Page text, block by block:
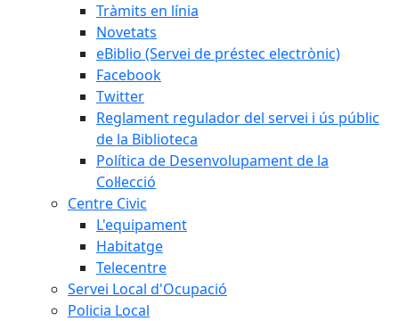
Tràmits en línia
Novetats
eBiblio (Servei de préstec electrònic)
Facebook
Twitter
Reglament regulador del servei i ús públic
de la Biblioteca
Política de Desenvolupament de la
Col·lecció
Centre Civic
L'equipament
Habitatge
Telecentre
Servei Local d'Ocupació
Policia Local